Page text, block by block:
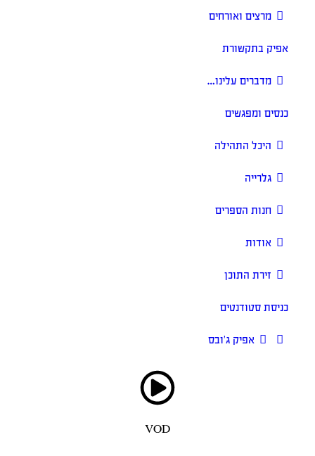
מרצים ואורחים
אפיק בתקשורת
מדברים עלינו…
כנסים ומפגשים
היכל התהילה
גלרייה
חנות הספרים
אודות
זירת התוכן
כניסת סטודנטים
אפיק ג’ובס
VOD